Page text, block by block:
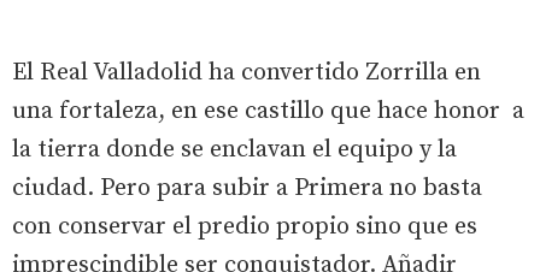
El Real Valladolid ha convertido Zorrilla en
una fortaleza, en ese castillo que hace honor a
la tierra donde se enclavan el equipo y la
ciudad. Pero para subir a Primera no basta
con conservar el predio propio sino que es
imprescindible ser conquistador. Añadir